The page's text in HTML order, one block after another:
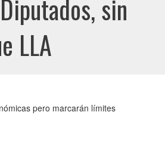
sin
LLA
pero marcarán límites